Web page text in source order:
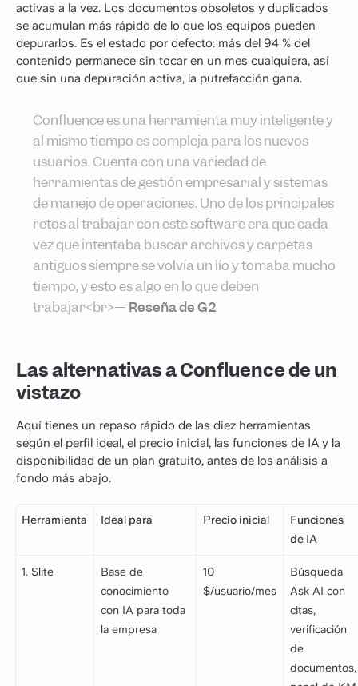
activas a la vez. Los documentos obsoletos y duplicados
se acumulan más rápido de lo que los equipos pueden
depurarlos. Es el estado por defecto: más del 94 % del
contenido permanece sin tocar en un mes cualquiera, así
que sin una depuración activa, la putrefacción gana.
Confluence es una herramienta muy inteligente y
al mismo tiempo es compleja para los nuevos
usuarios. Cuenta con una variedad de
herramientas de gestión empresarial y sistemas
de manejo de operaciones. Uno de los principales
retos al trabajar con este software era que cada
vez que intentaba buscar archivos y carpetas
antiguos siempre se volvía un lío y tomaba mucho
tiempo, y esto es algo en lo que deben
trabajar<br>— Reseña de G2
Las alternativas a Confluence de un
vistazo
Aquí tienes un repaso rápido de las diez herramientas
según el perfil ideal, el precio inicial, las funciones de IA y la
disponibilidad de un plan gratuito, antes de los análisis a
fondo más abajo.
Herramienta Ideal para Precio inicial
Funciones
de IA
1. Slite
Base de
conocimiento
con IA para toda
la empresa
10
$/usuario/mes
Búsqueda
Ask AI con
citas,
verificación
de
documentos,